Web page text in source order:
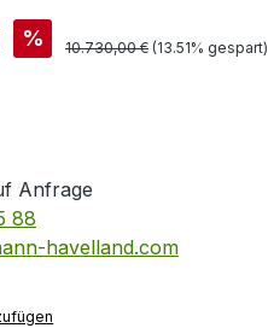
% 10.730,00 € (13.51% gespart)
Anfrage
88
havelland.com